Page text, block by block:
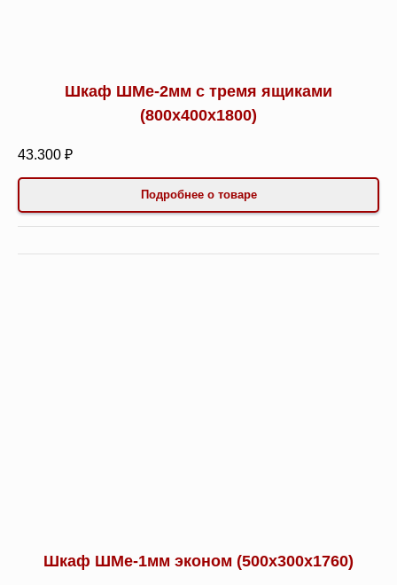
Шкаф ШМе-2мм с тремя ящиками
(800х400х1800)
43.300 ₽
Подробнее о товаре
Шкаф ШМе-1мм эконом (500х300х1760)